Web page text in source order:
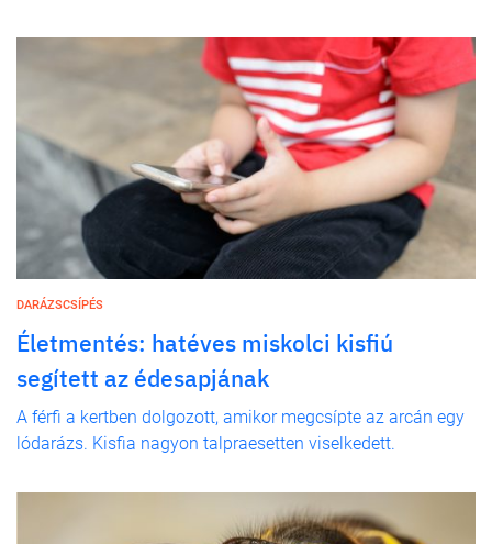
DARÁZSCSÍPÉS
Életmentés: hatéves miskolci kisfiú
segített az édesapjának
A férfi a kertben dolgozott, amikor megcsípte az arcán egy
lódarázs. Kisfia nagyon talpraesetten viselkedett.